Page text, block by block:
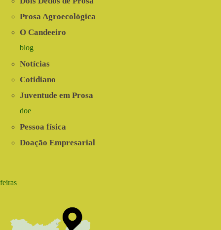
Prosa Agroecológica
O Candeeiro
blog
Notícias
Cotidiano
Juventude em Prosa
doe
Pessoa física
Doação Empresarial
feiras